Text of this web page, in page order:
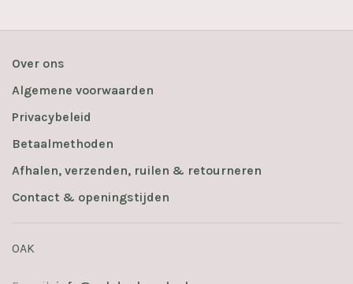
Over ons
Algemene voorwaarden
Privacybeleid
Betaalmethoden
Afhalen, verzenden, ruilen & retourneren
Contact & openingstijden
OAK